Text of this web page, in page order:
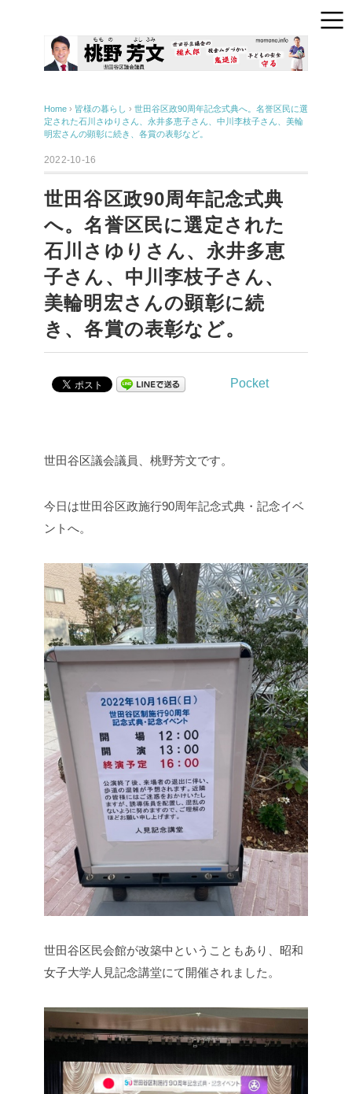
Home › 皆様の暮らし › 世田谷区政90周年記念式典へ。名誉区民に選
定された石川さゆりさん、永井多恵子さん、中川李枝子さん、美輪
明宏さんの顕彰に続き、各賞の表彰など。
2022-10-16
世田谷区政90周年記念式典
へ。名誉区民に選定された
石川さゆりさん、永井多恵
子さん、中川李枝子さん、
美輪明宏さんの顕彰に続
き、各賞の表彰など。
Pocket
世田谷区議会議員、桃野芳文です。
今日は世田谷区政施行90周年記念式典・記念イベ
ントへ。
世田谷区民会館が改築中ということもあり、昭和
女子大学人見記念講堂にて開催されました。